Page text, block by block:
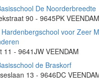
De Noorderbreedte
90 - 9645PK VEENDAM
voor Zeer
11 - 9641JW VEENDAM
de Braskorf
13 - 9646DC